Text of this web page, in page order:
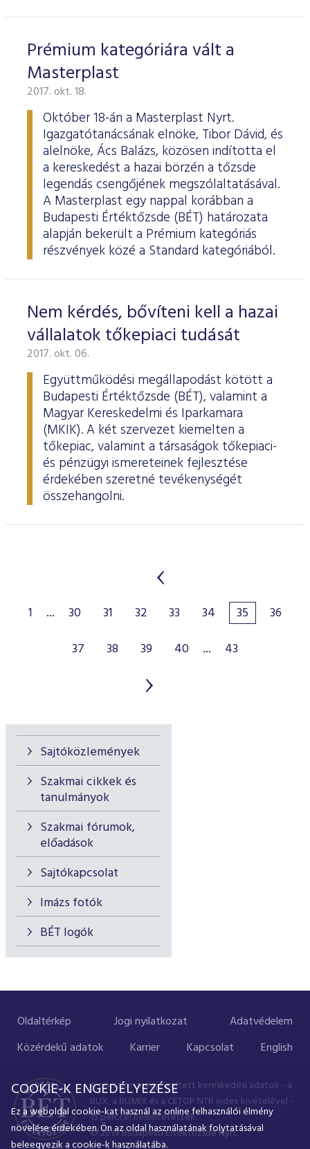
Sajtóközlemények
Szakmai cikkek és
tanulmányok
Szakmai fórumok,
előadások
Sajtókapcsolat
Imázs fotók
BÉT logók
Prémium kategóriára vált a
Masterplast
2017. okt. 18.
Október 18-án a Masterplast Nyrt.
Igazgatótanácsának elnöke, Tibor Dávid, és
alelnöke, Ács Balázs, közösen indította el
a kereskedést a hazai börzén a tőzsde
legendás csengőjének megszólaltatásával.
A Masterplast egy nappal korábban a
Budapesti Értéktőzsde (BÉT) határozata
alapján bekerült a Prémium kategóriás
részvények közé a Standard kategóriából.
Nem kérdés, bővíteni kell a hazai
vállalatok tőkepiaci tudását
2017. okt. 06.
Együttműködési megállapodást kötött a
Budapesti Értéktőzsde (BÉT), valamint a
Magyar Kereskedelmi és Iparkamara
(MKIK). A két szervezet kiemelten a
tőkepiac, valamint a társaságok tőkepiaci-
és pénzügyi ismereteinek fejlesztése
érdekében szeretné tevékenységét
összehangolni.
1 ... 30 31 32 33 34 35
36
37
38 39 40 ... 43
Oldaltérkép Jogi nyilatkozat
Adatvédelem
Közérdekű adatok
Karrier Kapcsolat English
A portálon megjelenített kereskedési adatok - a
BUX, a BUMIX és a CETOP NTR index kivételével -
15 perccel késleltetettek.
© 2019 Budapesti Értéktőzsde Nyrt.
COOKIE-K ENGEDÉLYEZÉSE
Ez a weboldal cookie-kat használ az online felhasználói élmény
növelése érdekében. Ön az oldal használatának folytatásával
beleegyezik a cookie-k használatába.